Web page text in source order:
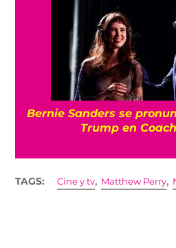
Bernie Sanders se
Trump en
TAGS: Cine y tv, Matthew Perry,